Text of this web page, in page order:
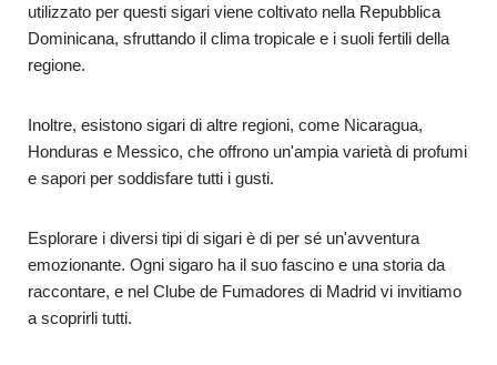
utilizzato per questi sigari viene coltivato nella Repubblica
Dominicana, sfruttando il clima tropicale e i suoli fertili della
regione.
Inoltre, esistono sigari di altre regioni, come Nicaragua,
Honduras e Messico, che offrono un'ampia varietà di profumi
e sapori per soddisfare tutti i gusti.
Esplorare i diversi tipi di sigari è di per sé un'avventura
emozionante. Ogni sigaro ha il suo fascino e una storia da
raccontare, e nel Clube de Fumadores di Madrid vi invitiamo
a scoprirli tutti.